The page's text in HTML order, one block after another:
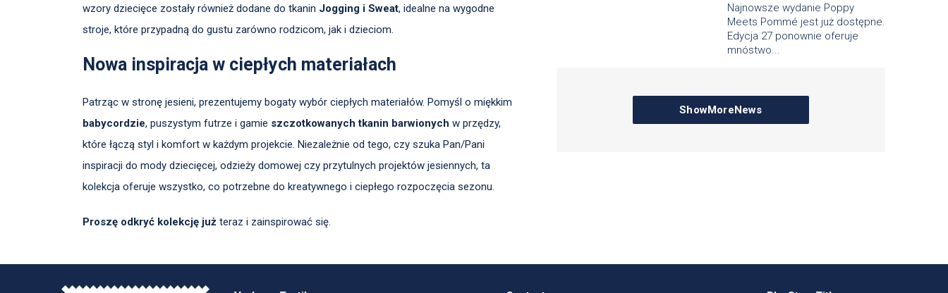
wzory dziecięce zostały również dodane do tkanin Jogging i Sweat, idealne na wygodne
stroje, które przypadną do gustu zarówno rodzicom, jak i dzieciom.
Nowa inspiracja w ciepłych materiałach
Patrząc w stronę jesieni, prezentujemy bogaty wybór ciepłych materiałów. Pomyśl o miękkim
babycordzie, puszystym futrze i gamie szczotkowanych tkanin barwionych w przędzy,
które łączą styl i komfort w każdym projekcie. Niezależnie od tego, czy szuka Pan/Pani
inspiracji do mody dziecięcej, odzieży domowej czy przytulnych projektów jesiennych, ta
kolekcja oferuje wszystko, co potrzebne do kreatywnego i ciepłego rozpoczęcia sezonu.
Proszę odkryć kolekcję już teraz i zainspirować się.
Najnowsze wydanie Poppy
Meets Pommé jest już dostępne.
Edycja 27 ponownie oferuje
mnóstwo...
ShowMoreNews